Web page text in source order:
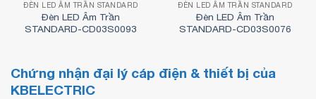
ĐÈN LED ÂM TRẦN STANDARD
Đèn LED Âm Trần
STANDARD-CD03S0093
ĐÈN LED ÂM TRẦN STANDARD
Đèn LED Âm Trần
STANDARD-CD03S0076
Chứng nhận đại lý cáp điện & thiết bị của
KBELECTRIC